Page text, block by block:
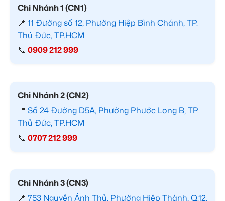
Chi Nhánh 1 (CN1)
📍 11 Đường số 12, Phường Hiệp Bình Chánh, TP.
Thủ Đức, TP.HCM
📞 0909 212 999
Chi Nhánh 2 (CN2)
📍 Số 24 Đường D5A, Phường Phước Long B, TP.
Thủ Đức, TP.HCM
📞 0707 212 999
Chi Nhánh 3 (CN3)
📍 753 Nguyễn Ảnh Thủ, Phường Hiệp Thành, Q.12,